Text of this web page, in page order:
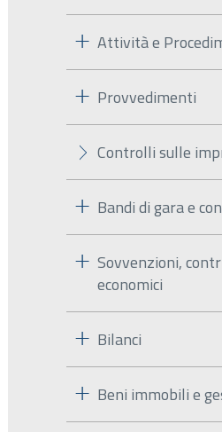
Attività e
Provvedimenti
Controlli sulle
Bandi di gara e
Sovvenzioni,
economici
Bilanci
Beni immobili e